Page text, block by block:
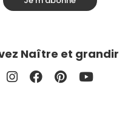
Naître et grandir